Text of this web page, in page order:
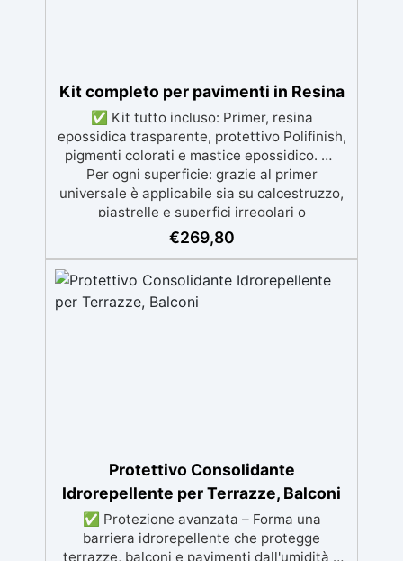
Kit completo per pavimenti in Resina
✅ Kit tutto incluso: Primer, resina
epossidica trasparente, protettivo Polifinish,
pigmenti colorati e mastice epossidico. ✅
Per ogni superficie: grazie al primer
universale è applicabile sia su calcestruzzo,
piastrelle e superfici irregolari o
danneggiate. ✅ Facile da applicare: Video
Guida completa inclusa, 3 semplici passaggi,
finitura protettiva antigraffio. ✅ Risultati
professionali: Sistema autolivellante,
€269,80
Protettivo Consolidante
Idrorepellente per Terrazze, Balconi
✅ Protezione avanzata – Forma una
barriera idrorepellente che protegge
terrazze, balconi e pavimenti dall'umidità e